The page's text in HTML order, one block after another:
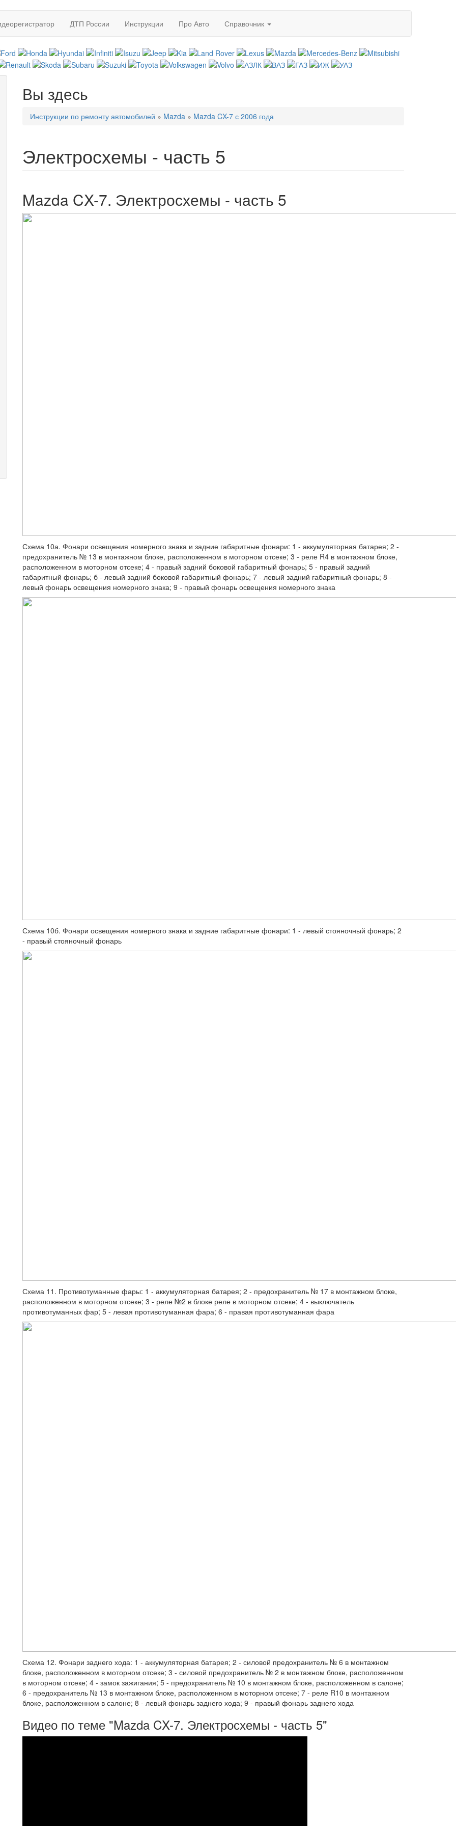
ДТП России Инструкции Про Авто Справочник
Вы здесь
Инструкции по ремонту автомобилей » Mazda » Mazda CX-7 с 2006 года
Электросхемы - часть 5
Mazda CX-7. Электросхемы - часть 5
Схема 10а. Фонари освещения номерного знака и задние габаритные фонари: 1 - аккумуляторная батарея; 2 -
предохранитель № 13 в монтажном блоке, расположенном в моторном отсеке; 3 - реле R4 в монтажном блоке,
расположенном в моторном отсеке; 4 - правый задний боковой габаритный фонарь; 5 - правый задний
габаритный фонарь; б - левый задний боковой габаритный фонарь; 7 - левый задний габаритный фонарь; 8 -
левый фонарь освещения номерного знака; 9 - правый фонарь освещения номерного знака
Схема 10б. Фонари освещения номерного знака и задние габаритные фонари: 1 - левый стояночный фонарь; 2
- правый стояночный фонарь
Схема 11. Противотуманные фары: 1 - аккумуляторная батарея; 2 - предохранитель № 17 в монтажном блоке,
расположенном в моторном отсеке; 3 - реле №2 в блоке реле в моторном отсеке; 4 - выключатель
противотуманных фар; 5 - левая противотуманная фара; 6 - правая противотуманная фара
Схема 12. Фонари заднего хода: 1 - аккумуляторная батарея; 2 - силовой предохранитель № 6 в монтажном
блоке, расположенном в моторном отсеке; 3 - силовой предохранитель № 2 в монтажном блоке, расположенном
в моторном отсеке; 4 - замок зажигания; 5 - предохранитель № 10 в монтажном блоке, расположенном в салоне;
6 - предохранитель № 13 в монтажном блоке, расположенном в моторном отсеке; 7 - реле R10 в монтажном
блоке, расположенном в салоне; 8 - левый фонарь заднего хода; 9 - правый фонарь заднего хода
Видео по теме "Mazda CX-7. Электросхемы - часть 5"